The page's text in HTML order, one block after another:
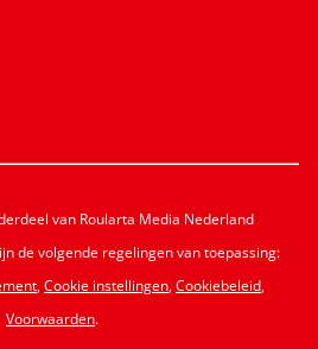
van Roularta Media Nederland
de volgende regelingen van toepassing:
,Cookie instellingen,Cookiebeleid,
Voorwaarden.